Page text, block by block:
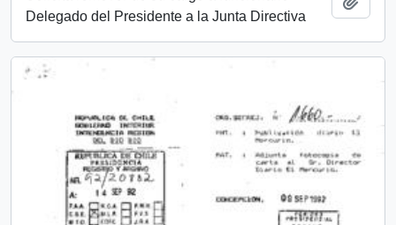
Delegado del Presidente a la Junta Directiva